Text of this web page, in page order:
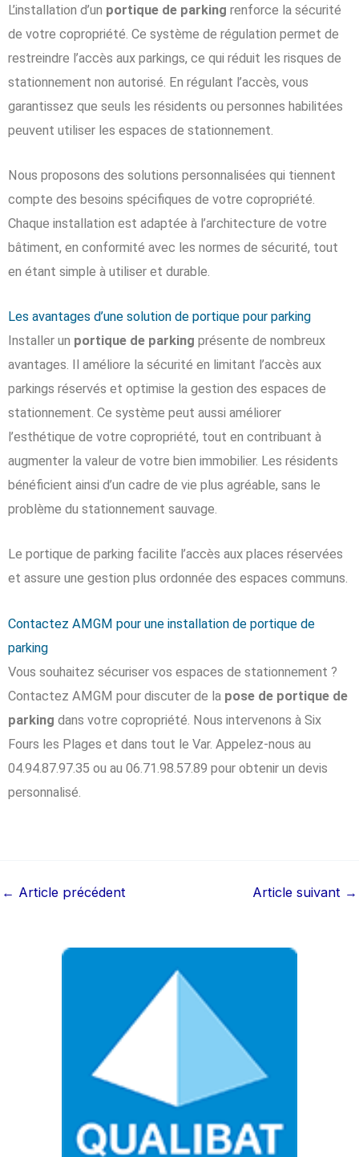
L’installation d’un portique de parking renforce la sécurité
de votre copropriété. Ce système de régulation permet de
restreindre l’accès aux parkings, ce qui réduit les risques de
stationnement non autorisé. En régulant l’accès, vous
garantissez que seuls les résidents ou personnes habilitées
peuvent utiliser les espaces de stationnement.
Nous proposons des solutions personnalisées qui tiennent
compte des besoins spécifiques de votre copropriété.
Chaque installation est adaptée à l’architecture de votre
bâtiment, en conformité avec les normes de sécurité, tout
en étant simple à utiliser et durable.
Les avantages d’une solution de portique pour parking
Installer un portique de parking présente de nombreux
avantages. Il améliore la sécurité en limitant l’accès aux
parkings réservés et optimise la gestion des espaces de
stationnement. Ce système peut aussi améliorer
l’esthétique de votre copropriété, tout en contribuant à
augmenter la valeur de votre bien immobilier. Les résidents
bénéficient ainsi d’un cadre de vie plus agréable, sans le
problème du stationnement sauvage.
Le portique de parking facilite l’accès aux places réservées
et assure une gestion plus ordonnée des espaces communs.
Contactez AMGM pour une installation de portique de
parking
Vous souhaitez sécuriser vos espaces de stationnement ?
Contactez AMGM pour discuter de la pose de portique de
parking dans votre copropriété. Nous intervenons à Six
Fours les Plages et dans tout le Var. Appelez-nous au
04.94.87.97.35 ou au 06.71.98.57.89 pour obtenir un devis
personnalisé.
← Article précédent Article suivant →